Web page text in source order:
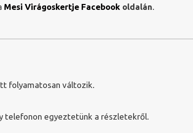
Mesi Virágoskertje Facebook oldalán.
folyamatosan változik.
telefonon egyeztetünk a részletekről.